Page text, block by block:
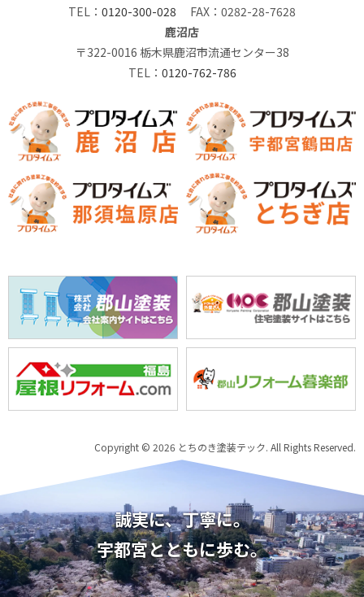
TEL： 0120-300-028 FAX：0282-28-7628
鹿沼店
〒322-0016 栃木県鹿沼市流通センター38
TEL： 0120-762-786
Copyright © 2026 とちのき塗装テック. All Rights Reserved.
誠実に、丁寧に。
宇都宮とともに歩む。